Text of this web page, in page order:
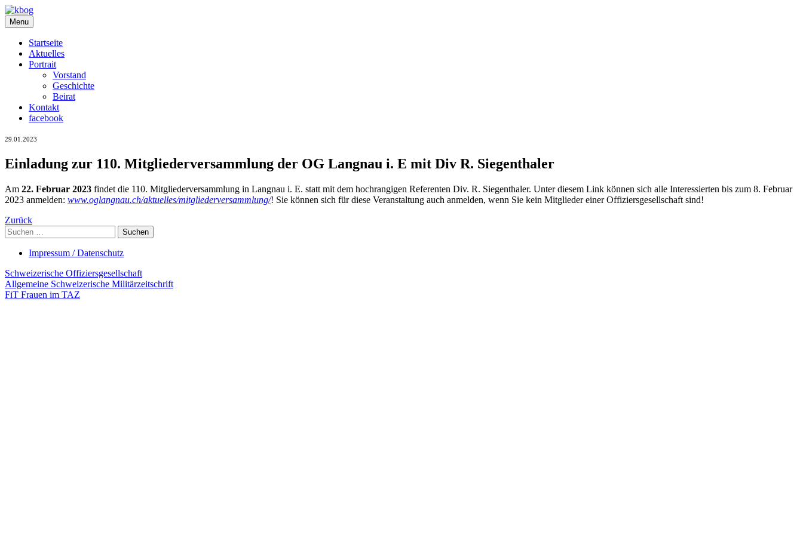
Skip
to
content
Menu
Startseite
Aktuelles
Portrait
Vorstand
Geschichte
Beirat
Kontakt
facebook
29.01.2023
Einladung zur 110. Mitgliederversammlung der OG Langnau i. E mit Div R. Siegenthaler
Am 22. Februar 2023 findet die 110. Mitgliederversammlung in Langnau i. E. statt mit dem hochrangigen Referenten Div. R. Siegenthaler. Unter diesem Link können sich alle Interessierten bis zum 8. Februar
2023 anmelden: www.oglangnau.ch/aktuelles/mitgliederversammlung/! Sie können sich für diese Veranstaltung auch anmelden, wenn Sie kein Mitglieder einer Offiziersgesellschaft sind!
Zurück
Suchen
nach:
Impressum / Datenschutz
Schweizerische Offiziersgesellschaft
Allgemeine Schweizerische Militärzeitschrift
FiT Frauen im TAZ